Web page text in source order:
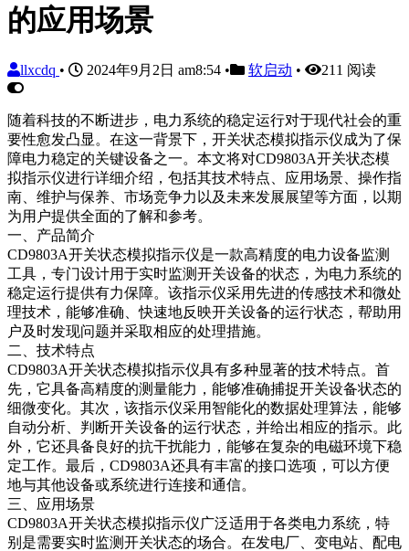
的应用场景
llxcdq • 2024年9月2日 am8:54 • 软启动 • 211 阅读
随着科技的不断进步，电力系统的稳定运行对于现代社会的重
要性愈发凸显。在这一背景下，开关状态模拟指示仪成为了保
障电力稳定的关键设备之一。本文将对CD9803A开关状态模
拟指示仪进行详细介绍，包括其技术特点、应用场景、操作指
南、维护与保养、市场竞争力以及未来发展展望等方面，以期
为用户提供全面的了解和参考。
一、产品简介
CD9803A开关状态模拟指示仪是一款高精度的电力设备监测
工具，专门设计用于实时监测开关设备的状态，为电力系统的
稳定运行提供有力保障。该指示仪采用先进的传感技术和微处
理技术，能够准确、快速地反映开关设备的运行状态，帮助用
户及时发现问题并采取相应的处理措施。
二、技术特点
CD9803A开关状态模拟指示仪具有多种显著的技术特点。首
先，它具备高精度的测量能力，能够准确捕捉开关设备状态的
细微变化。其次，该指示仪采用智能化的数据处理算法，能够
自动分析、判断开关设备的运行状态，并给出相应的指示。此
外，它还具备良好的抗干扰能力，能够在复杂的电磁环境下稳
定工作。最后，CD9803A还具有丰富的接口选项，可以方便
地与其他设备或系统进行连接和通信。
三、应用场景
CD9803A开关状态模拟指示仪广泛适用于各类电力系统，特
别是需要实时监测开关状态的场合。在发电厂、变电站、配电